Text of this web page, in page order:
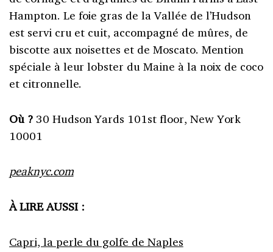
Hampton. Le foie gras de la Vallée de l’Hudson
est servi cru et cuit, accompagné de mûres, de
biscotte aux noisettes et de Moscato. Mention
spéciale à leur lobster du Maine à la noix de coco
et citronnelle.
Où ?30 Hudson Yards 101st floor, New York
10001
peaknyc.com
À LIRE AUSSI :
Capri, la perle du golfe de Naples